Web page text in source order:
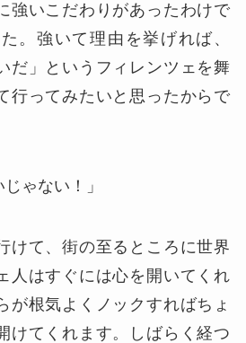
強いこだわりがあったわけで
。強いて理由を挙げれば、
だ」というフィレンツェを舞
行ってみたいと思ったからで
ゃない！」
けて、街の至るところに世界
人はすぐには心を開いてくれ
が根気よくノックすればちょ
けてくれます。しばらく経つ